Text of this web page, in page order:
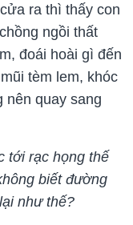
ra thì thấy con
ngồi thất
đoái hoài gì đến
tèm lem, khóc
nên quay sang
tới rạc họng thế
biết đường
như thế?